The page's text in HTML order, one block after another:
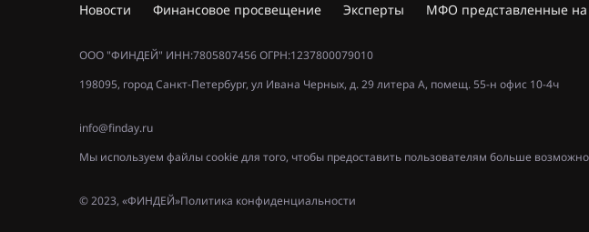
Новости Финансовое просвещение Эксперты МФО представленные на
ООО "ФИНДЕЙ" ИНН:7805807456 ОГРН:1237800079010
198095, город Санкт-Петербург, ул Ивана Черных, д. 29 литера А, помещ. 55-н офис 10-4ч
info@finday.ru
Мы используем файлы cookie для того, чтобы предоставить пользователям больше
Политика конфиденциальности
© 2023, «ФИНДЕЙ»